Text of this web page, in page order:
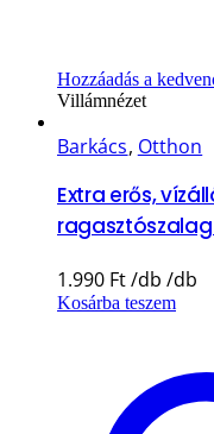
Hozzáadás a
Villámnézet
Barkács, Otthon
Extra erős,
1.990 Ft
Kosárba teszem